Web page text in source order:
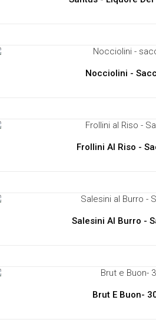
Nocciolini -
Frollini Al Riso -
Salesini Al Burro -
Brut E Buon-